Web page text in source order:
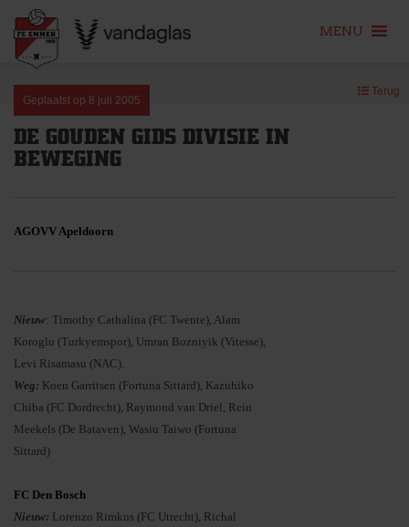
content
MENU
Geplaatst op 8 juli 2005
Terug
DE GOUDEN GIDS DIVISIE IN
BEWEGING
AGOVV Apeldoorn
Nieuw: Timothy Cathalina (FC Twente), Alam
Koroglu (Turkyemspor), Umran Bozniyik (Vitesse),
Levi Risamasu (NAC).
Weg: Koen Garritsen (Fortuna Sittard), Kazuhiko
Chiba (FC Dordrecht), Raymond van Driel, Rein
Meekels (De Bataven), Wasiu Taiwo (Fortuna
Sittard)
FC Den Bosch
Nieuw: Lorenzo Rimkus (FC Utrecht), Richal